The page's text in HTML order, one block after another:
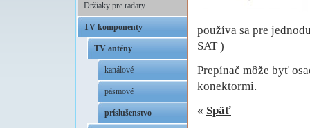
Držiaky pre radary
TV komponenty
TV antény
kanálové
pásmové
príslušenstvo
používa sa pre
SAT )
Prepínač môže byť
konektormi.
« Späť